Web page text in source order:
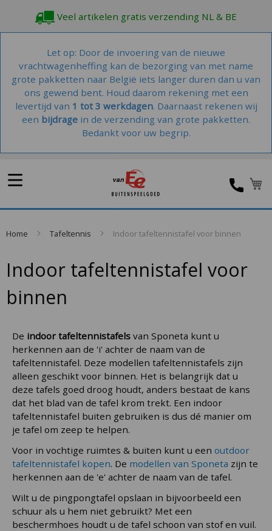
Veel artikelen gratis verzending NL & BE
Let op: Door de invoering van de nieuwe
vrachtwagenheffing kan de bezorging van met name
grote pakketten naar België iets langer duren dan u van
ons gewend bent. Houd daarom rekening met een
levertijd van 1 tot 3 werkdagen. Daarnaast rekenen wij
een bijdrage in de verzending van grote pakketten.
Bedankt voor uw begrip.
Home Tafeltennis Indoor tafeltennistafel voor binnen
Indoor tafeltennistafel voor
binnen
De indoor tafeltennistafels van Sponeta kunt u
herkennen aan de 'i' achter de naam van de
tafeltennistafel. Deze modellen tafeltennistafels zijn
alleen geschikt voor binnen. Het is belangrijk dat u
deze tafels goed droog houdt, anders bestaat de kans
dat het blad van de tafel krom trekt. Een indoor
tafeltennistafel buiten gebruiken is dus dé manier om
je tafel om zeep te helpen.
Voor in vochtige ruimtes & buiten kunt u een outdoor
tafeltennistafel kopen. De modellen van Sponeta zijn te
herkennen aan de 'e' achter de naam van de tafel.
Wilt u de pingpongtafel opslaan in bijvoorbeeld een
schuur als u hem niet gebruikt? Met een
beschermhoes houdt u de tafel schoon van stof en vuil.